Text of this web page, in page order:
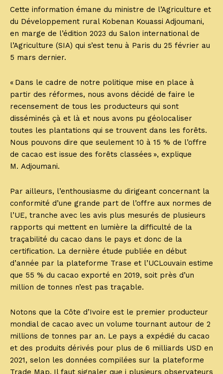
Cette information émane du ministre de l’Agriculture et
du Développement rural Kobenan Kouassi Adjoumani,
en marge de l’édition 2023 du Salon international de
l’Agriculture (SIA) qui s’est tenu à Paris du 25 février au
5 mars dernier.
« Dans le cadre de notre politique mise en place à
partir des réformes, nous avons décidé de faire le
recensement de tous les producteurs qui sont
disséminés çà et là et nous avons pu géolocaliser
toutes les plantations qui se trouvent dans les forêts.
Nous pouvons dire que seulement 10 à 15 % de l’offre
de cacao est issue des forêts classées », explique
M. Adjoumani.
Par ailleurs, l’enthousiasme du dirigeant concernant la
conformité d’une grande part de l’offre aux normes de
l’UE, tranche avec les avis plus mesurés de plusieurs
rapports qui mettent en lumière la difficulté de la
traçabilité du cacao dans le pays et donc de la
certification. La dernière étude publiée en début
d’année par la plateforme Trase et l’UCLouvain estime
que 55 % du cacao exporté en 2019, soit près d’un
million de tonnes n’est pas traçable.
Notons que la Côte d’Ivoire est le premier producteur
mondial de cacao avec un volume tournant autour de 2
millions de tonnes par an. Le pays a expédié du cacao
et des produits dérivés pour plus de 6 milliards USD en
2021, selon les données compilées sur la plateforme
Trade Map. Il faut signaler que i plusieurs observateurs